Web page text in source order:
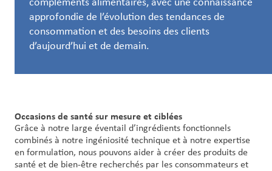
du client
Approvisionnement
compléments alimentaires, avec une connaissance
approfondie de l’évolution des tendances de
consommation et des besoins des clients
d’aujourd’hui et de demain.
Occasions de santé sur mesure et ciblées
Grâce à notre large éventail d’ingrédients fonctionnels
combinés à notre ingéniosité technique et à notre expertise
en formulation, nous pouvons aider à créer des produits de
santé et de bien-être recherchés par les consommateurs et